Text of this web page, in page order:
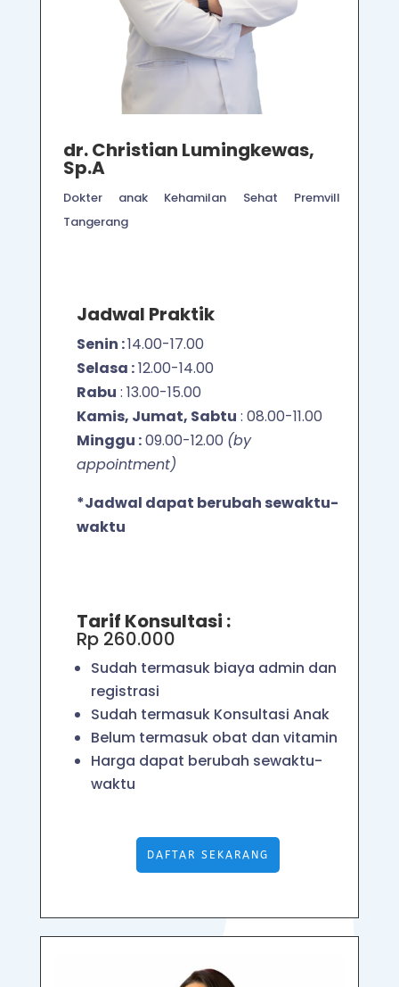
dr. Christian Lumingkewas,
Sp.A
Dokter anak Kehamilan Sehat Premvill
Tangerang
Jadwal Praktik
Senin :14.00-17.00
Selasa :12.00-14.00
Rabu : 13.00-15.00
Kamis, Jumat, Sabtu : 08.00-11.00
Minggu :09.00-12.00 (by
appointment)
*Jadwal dapat berubah sewaktu-
waktu
Tarif Konsultasi :
Rp 260.000
Sudah termasuk biaya admin dan
registrasi
Sudah termasuk Konsultasi Anak
Belum termasuk obat dan vitamin
Harga dapat berubah sewaktu-
waktu
DAFTAR SEKARANG